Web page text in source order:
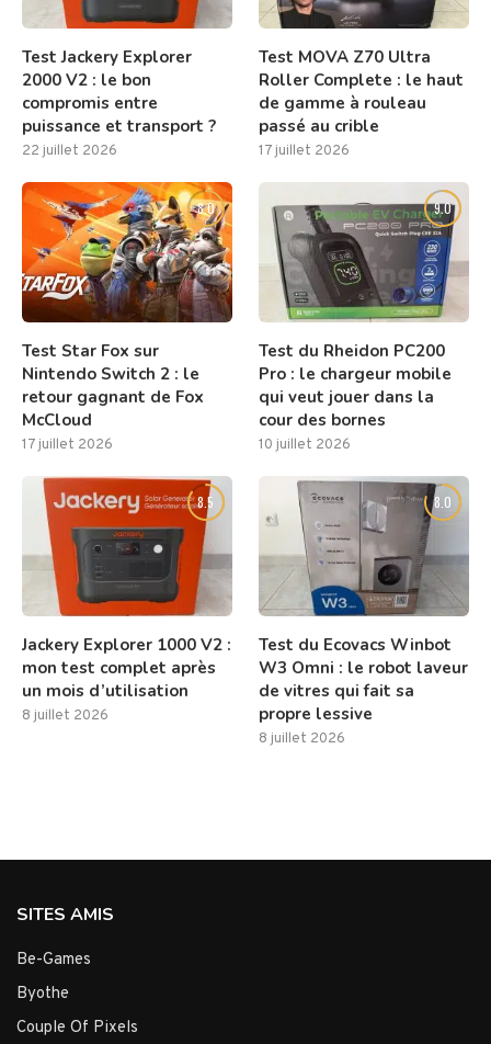
Test Jackery Explorer
2000 V2 : le bon
compromis entre
puissance et transport ?
22 juillet 2026
Test MOVA Z70 Ultra
Roller Complete : le haut
de gamme à rouleau
passé au crible
17 juillet 2026
8.0
Test Star Fox sur
Nintendo Switch 2 : le
retour gagnant de Fox
McCloud
17 juillet 2026
9.0
Test du Rheidon PC200
Pro : le chargeur mobile
qui veut jouer dans la
cour des bornes
10 juillet 2026
8.5
Jackery Explorer 1000 V2 :
mon test complet après
un mois d’utilisation
8 juillet 2026
8.0
Test du Ecovacs Winbot
W3 Omni : le robot laveur
de vitres qui fait sa
propre lessive
8 juillet 2026
SITES AMIS
Be-Games
Byothe
Couple Of Pixels